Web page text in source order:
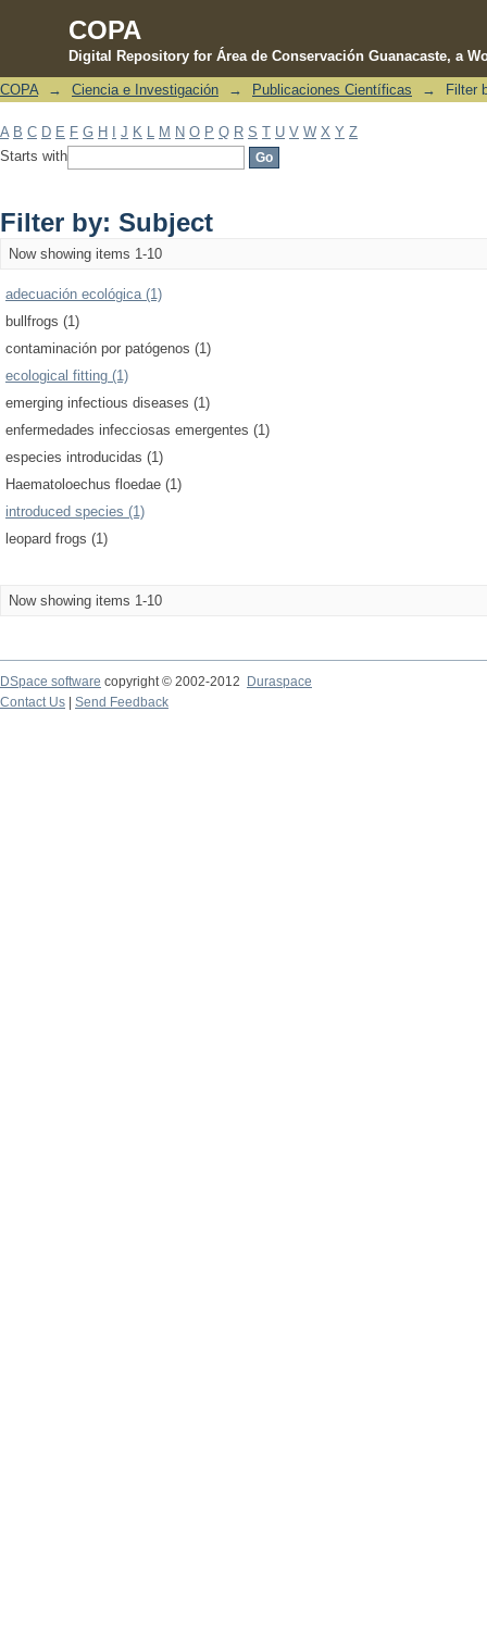
COPA
Digital Repository for Área de Conservación Guanacaste, a
Filter by: Subject
COPA → Ciencia e Investigación → Publicaciones Científicas → Filter
A B C D E F G H J K M N O P Q R S T U V W X Y Z
Starts with
Filter by: Subject
Now showing items 1-10
adecuación ecológica (1)
bullfrogs (1)
contaminación por patógenos (1)
ecological fitting (1)
emerging infectious diseases (1)
enfermedades infecciosas emergentes (1)
especies introducidas (1)
Haematoloechus floedae (1)
introduced species (1)
leopard frogs (1)
Now showing items 1-10
DSpace software copyright © 2002-2012 Duraspace
Contact Us | Send Feedback